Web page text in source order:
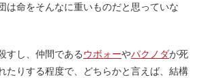
は命をそんなに重いものだと思っていな
すし、仲間であるウボォーやパクノダが死
たりする程度で、どちらかと言えば、結構